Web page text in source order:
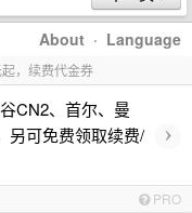
About · Language
，续费代金券
CN2、首尔、曼
另可免费领取续费/
›
PRO